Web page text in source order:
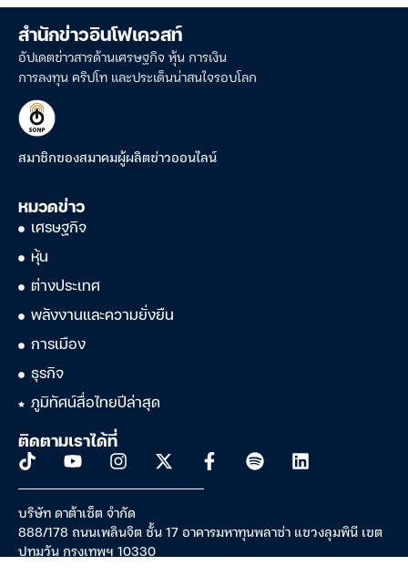
สำนักข่าวอินโฟเควสท์
อัปเดตข่าวสารด้านเศรษฐกิจ หุ้น การเงิน
การลงทุน คริปโท และประเด็นน่าสนใจรอบโลก
สมาชิกของสมาคมผู้ผลิตข่าวออนไลน์
หมวดข่าว
เศรษฐกิจ
หุ้น
ต่างประเทศ
พลังงานและความยั่งยืน
การเมือง
ธุรกิจ
ภูมิทัศน์สื่อไทยปีล่าสุด
ติดตามเราได้ที่
บริษัท ดาต้าเซ็ต จำกัด
888/178 ถนนเพลินจิต ชั้น 17 อาคารมหาทุนพลาซ่า แขวงลุมพินี เขต
ปทุมวัน กรุงเทพฯ 10330